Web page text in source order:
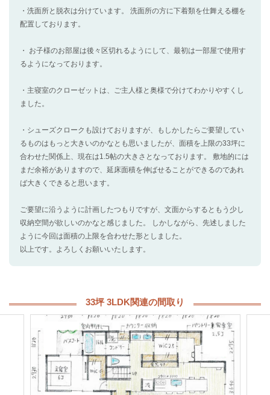
・洗面所と脱衣は分けています。 洗面所の方に下着類を仕舞える棚を
配置しております。
・ お子様のお部屋は後々区切れるようにして、最初は一部屋で使用す
るようになっております。
・主寝室のクローゼットは、ご主人様と奥様で分けてわかりやすくし
ました。
・シューズクロークも設けておりますが、もしかしたらご要望してい
るものはもっと大きいのかなとも思いましたが、面積を上限の33坪に
合わせた関係上、現在は1.5帖の大きさとなっております。 敷地的には
まだ余裕がありますので、延床面積を伸ばせることができるのであれ
ば大きくできると思います。
ご要望に沿うように計画したつもりですが、文面からするともう少し
収納空間が欲しいのかなと感じました。 しかしながら、先述しました
ように今回は面積の上限を合わせた形としました。
以上です。よろしくお願いいたします。
33坪 3LDK関連の間取り